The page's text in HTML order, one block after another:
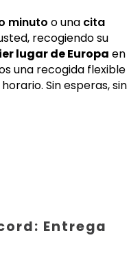
minuto o una cita
recogiendo su
lugar de Europa en
una recogida flexible
Sin esperas, sin
Entrega